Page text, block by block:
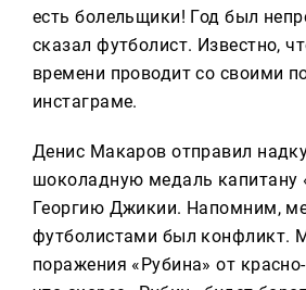
есть болельщики! Год был
сказал футболист. Известно,
времени проводит со своими
инстаграме.
Денис Макаров отправил
шоколадную медаль капитану
Георгию Джикии. Напомним,
футболистами был конфликт.
поражения «Рубина» от